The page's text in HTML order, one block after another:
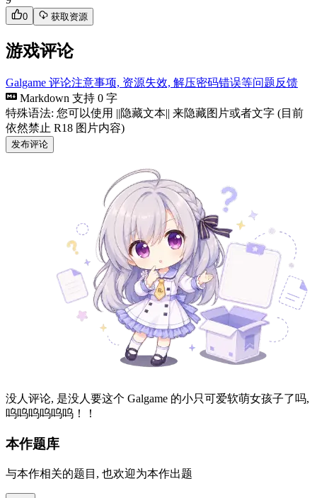
0 获取资源
游戏评论
Galgame 评论注意事项, 资源失效, 解压密码错误等问题反馈
Markdown 支持 0 字
特殊语法: 您可以使用 ||隐藏文本|| 来隐藏图片或者文字 (目前
依然禁止 R18 图片内容)
发布评论
没人评论, 是没人要这个 Galgame 的小只可爱软萌女孩子了吗,
呜呜呜呜呜呜！！
本作题库
与本作相关的题目, 也欢迎为本作出题